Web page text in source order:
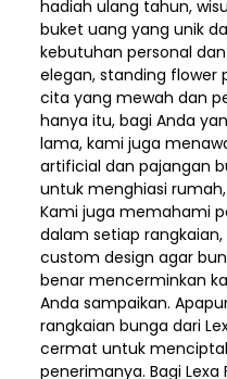
hadiah ulang tahun,
buket uang yang unik
kebutuhan personal
elegan, standing flower
cita yang mewah dan
hanya itu, bagi Anda
lama, kami juga
artificial dan pajangan
untuk menghiasi
Kami juga memahami
dalam setiap
custom design agar
benar mencerminkan
Anda sampaikan.
rangkaian bunga dari
cermat untuk
penerimanya. Bagi